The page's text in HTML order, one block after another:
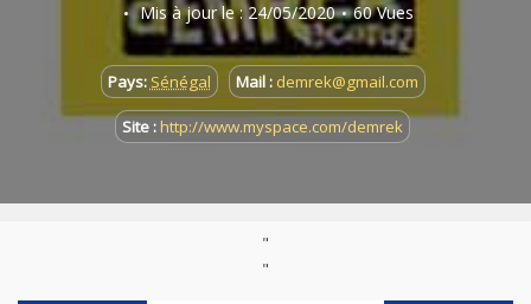
Mis à jour le : 24/05/2020
60 Vues
Pays: Sénégal Mail : demrek@gmail.com
Site : http://www.myspace.com/demrek
"
"